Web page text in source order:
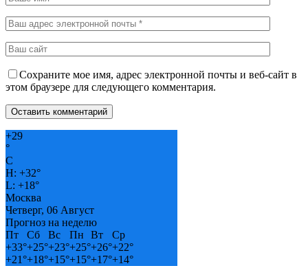
Сохраните мое имя, адрес электронной почты и веб-сайт в
этом браузере для следующего комментария.
+29
°
C
H: +32°
L: +18°
Москва
Четверг, 06 Август
Прогноз на неделю
Пт
Сб Вс Пн Вт
Ср
+33°+25°+23°+25°+26°+22°
+21°+18°+15°+15°+17°+14°